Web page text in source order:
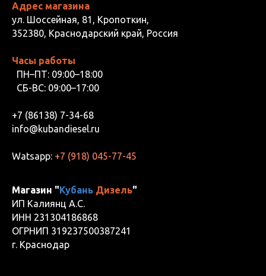
Адрес магазина
ул. Шоссейная, 81, Кропоткин,
352380, Краснодарский край, Россия
Часы работы
ПН–ПТ: 09:00–18:00
СБ-ВС: 09:00–17:00
+7 (86138) 7-34-68
info@kubandiesel.ru
Watsapp: +7 (918) 045-77-45
Магазин "Кубань Дизель"
ИП Калиянц А.С.
ИНН 231304186868
ОГРНИП 319237500387241
г. Краснодар